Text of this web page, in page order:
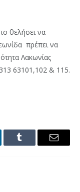
θελήσει να
πρέπει να
Λακωνίας
63101,102 & 115.
Tumblr Email